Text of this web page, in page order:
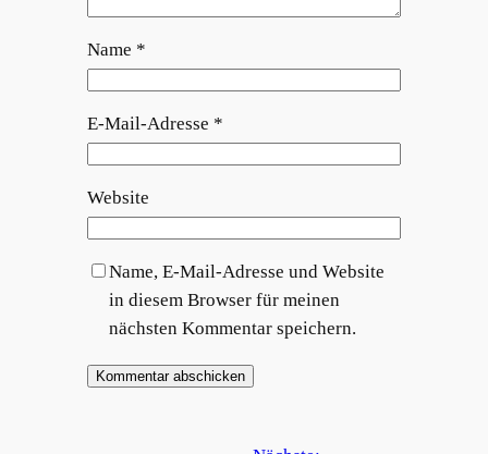
Name *
E-Mail-Adresse *
Website
Name, E-Mail-Adresse und Website
in diesem Browser für meinen
nächsten Kommentar speichern.